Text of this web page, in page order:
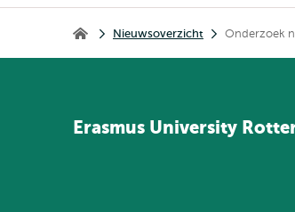
Home Nieuwsoverzicht Onderzoek
Erasmus University